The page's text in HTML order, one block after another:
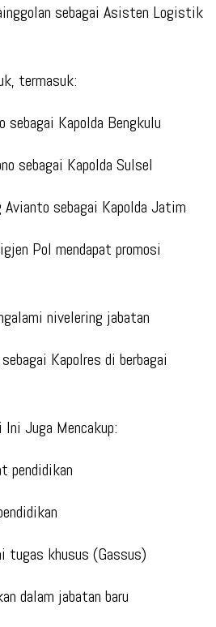
sebagai Asisten Logistik
termasuk:
Kapolda Bengkulu
sebagai Kapolda Sulsel
sebagai Kapolda Jatim
Pol mendapat promosi
nivelering jabatan
Kapolres di berbagai
Juga Mencakup:
pendidikan
tugas khusus (Gassus)
dalam jabatan baru